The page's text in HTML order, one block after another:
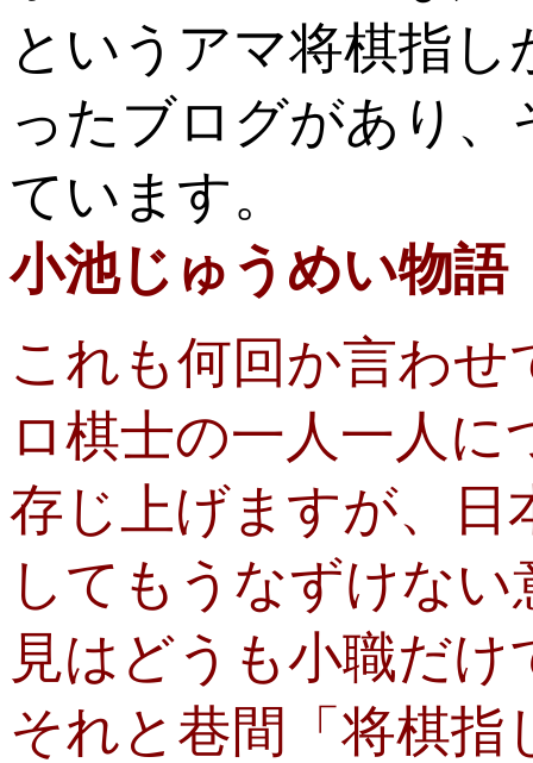
というアマ将棋指
ったブログがあり
ています。
小池じゅうめい物
これも何回か言わ
ロ棋士の一人一人
存じ上げますが、日
してもうなずけな
見はどうも小職だ
それと巷間「将棋指